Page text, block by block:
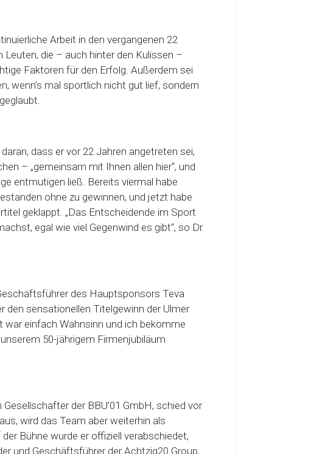
Arbeit in den vergangenen 22
Leuten, die – auch hinter den Kulissen –
Faktoren für den Erfolg. Außerdem sei
wenn’s mal sportlich nicht gut lief, sondern
dass er vor 22 Jahren angetreten sei,
– „gemeinsam mit Ihnen allen hier“, und
entmutigen ließ. Bereits viermal habe
ohne zu gewinnen, und jetzt habe
geklappt. „Das Entscheidende im Sport
egal wie viel Gegenwind es gibt“, so Dr.
des Hauptsponsors Teva
den sensationellen Titelgewinn der Ulmer
war einfach Wahnsinn und ich bekomme
50-jährigem Firmenjubiläum
Gesellschafter der BBU’01 GmbH, schied vor
wird das Team aber weiterhin als
Bühne wurde er offiziell verabschiedet,
und Geschäftsführer der Achtzig20 Group,